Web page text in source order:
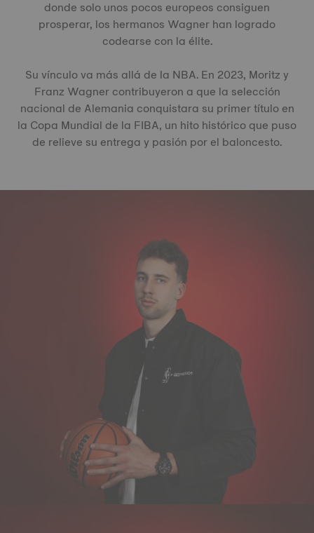
donde solo unos pocos europeos consiguen
prosperar, los hermanos Wagner han logrado
codearse con la élite.
Su vínculo va más allá de la NBA. En 2023, Moritz y
Franz Wagner contribuyeron a que la selección
nacional de Alemania conquistara su primer título en
la Copa Mundial de la FIBA, un hito histórico que puso
de relieve su entrega y pasión por el baloncesto.